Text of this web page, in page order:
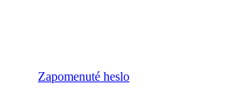
Zapomenuté heslo